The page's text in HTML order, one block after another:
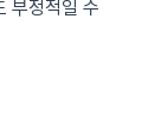
부정적일 수